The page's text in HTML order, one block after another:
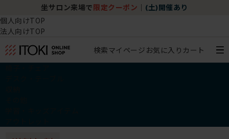
坐サロン来場で 限定クーポン (土)開催あり
個人向けTOP
法人向けTOP
検索マイページ お気に入り カート